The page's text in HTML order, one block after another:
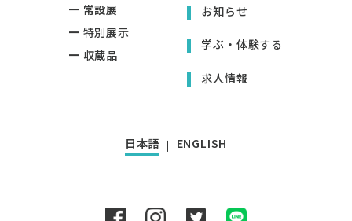
常設展
特別展示
収蔵品
お知らせ
学ぶ・体験する
求人情報
日本語 ENGLISH